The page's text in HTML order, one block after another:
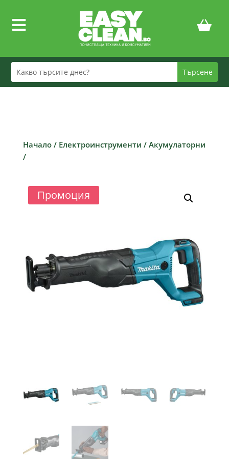

Начало/ Електроинструменти / Акумулаторни
/
Промоция